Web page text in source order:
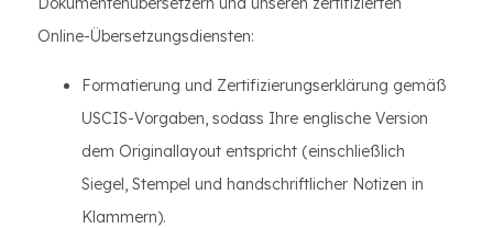
Online-Übersetzungsdiensten:
Formatierung und Zertifizierungserklärung gemäß
USCIS-Vorgaben, sodass Ihre englische Version
dem Originallayout entspricht (einschließlich
Siegel, Stempel und handschriftlicher Notizen in
Klammern).